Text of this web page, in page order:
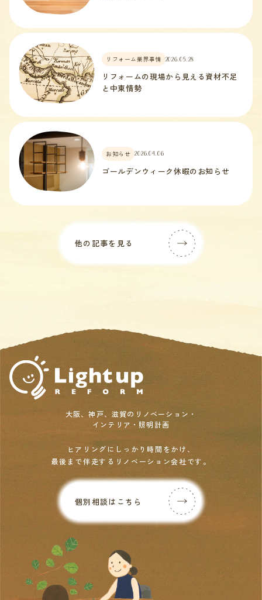
リフォーム業界事情 2026.05.28
リフォームの現場から見える資材不足
と中東情勢
お知らせ 2026.04.06
ゴールデンウィーク休暇のお知らせ
他の記事を見る
大阪、神戸、滋賀のリノベーション・
インテリア・照明計画
ヒアリングにしっかり時間をかけ、
最後まで伴走するリノベーション会社です。
個別相談はこちら